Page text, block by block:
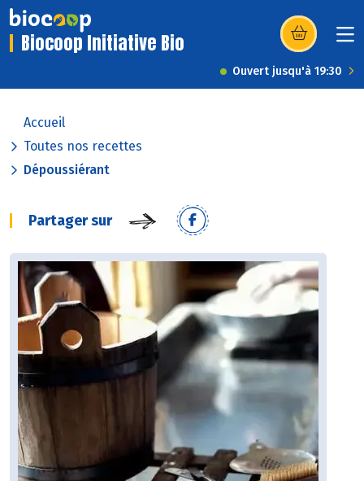
Biocoop Initiative Bio (s’ouvre dans
Ouvert jusqu'à 19:30
Accueil
Toutes nos recettes
Dépoussiérant
Partager sur